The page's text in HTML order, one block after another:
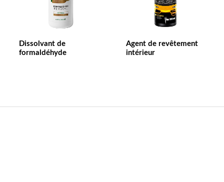
Dissolvant de
formaldéhyde
Agent de revêtement
intérieur